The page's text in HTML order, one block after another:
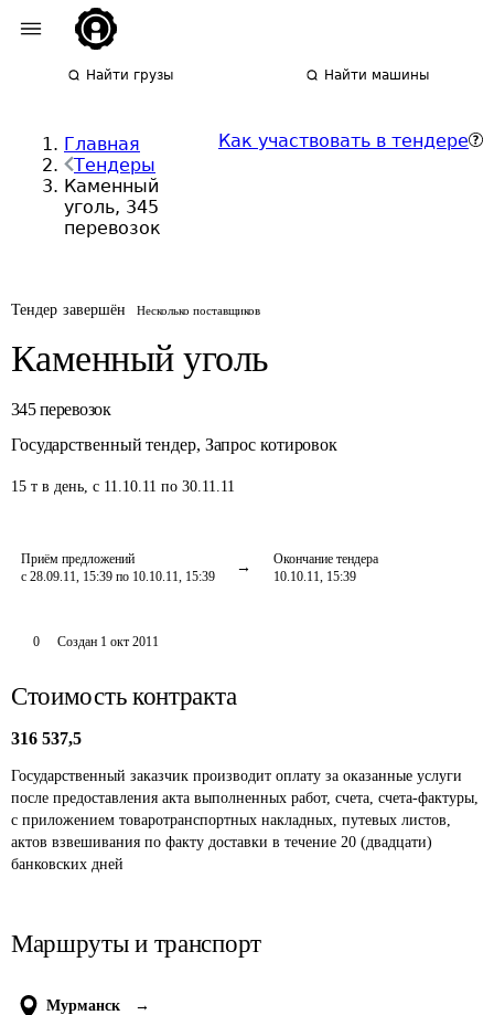
Найти грузы Найти машины
Главная
Тендеры
Каменный
уголь, 345
перевозок
Как участвовать в тендере
Тендер завершён Несколько поставщиков
Каменный уголь
345 перевозок
Государственный тендер, Запрос котировок
15 т в день, с 11.10.11 по 30.11.11
Приём предложений
с 28.09.11, 15:39 по 10.10.11, 15:39
Окончание тендера
10.10.11, 15:39
0 Создан 1 окт 2011
Стоимость контракта
316 537,5
Государственный заказчик производит оплату за оказанные услуги
после предоставления акта выполненных работ, счета, счета-фактуры,
с приложением товаротранспортных накладных, путевых листов,
актов взвешивания по факту доставки в течение 20 (двадцати)
банковских дней
Маршруты и транспорт
Мурманск →